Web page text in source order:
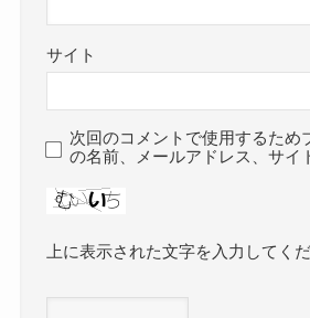
サイト
次回のコメントで使用するため
の名前、メールアドレス、サイ
上に表示された文字を入力してくだ